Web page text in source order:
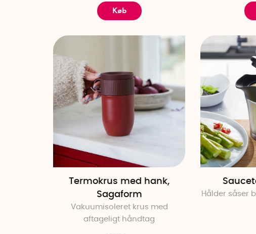
Køb
Termokrus med hank,
Sagaform
Vakuumisoleret krus med
aftageligt håndtag
Hålder såser